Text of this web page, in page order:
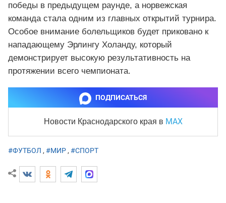
победы в предыдущем раунде, а норвежская
команда стала одним из главных открытий турнира.
Особое внимание болельщиков будет приковано к
нападающему Эрлингу Холанду, который
демонстрирует высокую результативность на
протяжении всего чемпионата.
ПОДПИСАТЬСЯ
Новости Краснодарского края в MAX
#ФУТБОЛ , #МИР, #СПОРТ